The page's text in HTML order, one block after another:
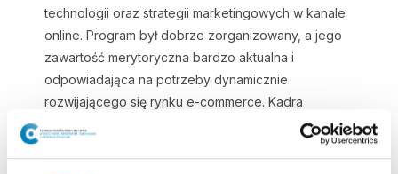
technologii oraz strategii marketingowych w kanale
online. Program był dobrze zorganizowany, a jego
zawartość merytoryczna bardzo aktualna i
odpowiadająca na potrzeby dynamicznie
rozwijającego się rynku e-commerce. Kadra
wykładowców składała się z ekspertów posiadających
bogate doświadczenie praktyczne i teoretyczne.